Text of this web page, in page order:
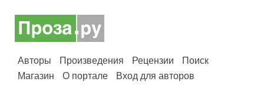
Авторы Произведения Рецензии
Поиск
Магазин
О портале Вход для авторов